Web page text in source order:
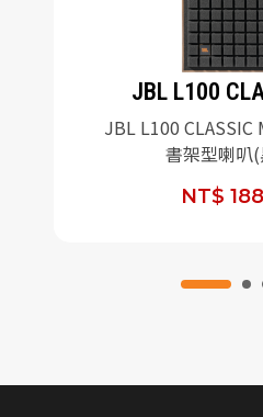
JBL L100
JBL L100 CLASSIC
書架型喇叭
NT$